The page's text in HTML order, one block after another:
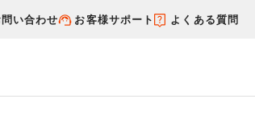
問い合わせ お客様サポート よくある質問